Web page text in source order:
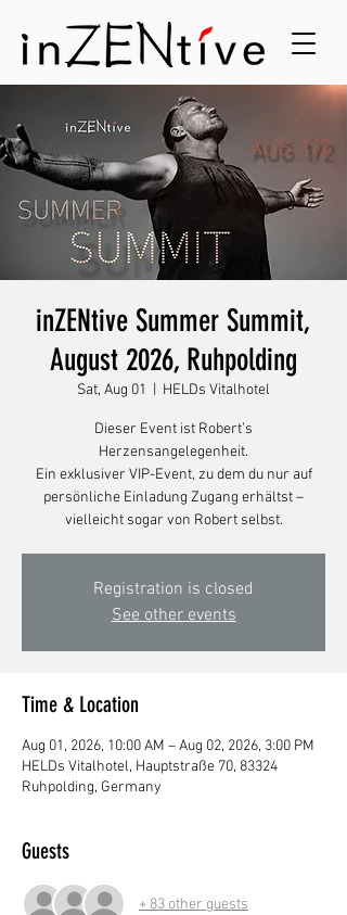
inZENtive Summer Summit,
August 2026, Ruhpolding
Sat, Aug 01 HELDs Vitalhotel
Dieser Event ist Robert’s
Herzensangelegenheit.
Ein exklusiver VIP-Event, zu dem du nur auf
persönliche Einladung Zugang erhältst –
vielleicht sogar von Robert selbst.
Registration is closed
See other events
Time & Location
Aug 01, 2026, 10:00 AM – Aug 02, 2026, 3:00 PM
HELDs Vitalhotel, Hauptstraße 70, 83324
Ruhpolding, Germany
Guests
+ 83 other guests